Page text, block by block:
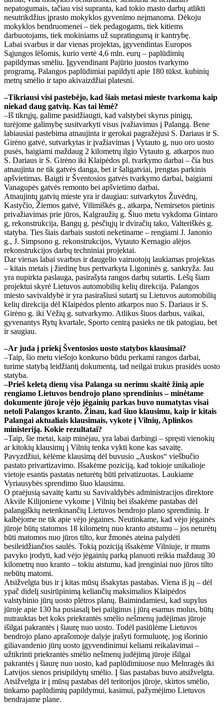
nepatogumais, tačiau visi supranta, kad tokio masto darbų atlikti
nesutrikdžius įprasto mokyklos gyvenimo neįmanoma. Dėkoju
mokyklos bendruomenei – tiek pedagogams, tiek kitiems
darbuotojams, tiek mokiniams už supratingumą ir kantrybę.
Labai svarbus ir dar vienas projektas, įgyvendintas Europos
Sąjungos lėšomis, kurio vertė 4,6 mln. eurų – paplūdimių
papildymas smėliu. Įgyvendinant Pajūrio juostos tvarkymo
programą, Palangos paplūdimiai papildyti apie 180 tūkst. kubinių
metrų smėlio ir tapo akivaizdžiai platesni.
–Tikriausi visi pastebėjo, kad šiais metasi mieste tvarkoma kaip
niekad daug gatvių. Kas tai lėmė?
–Iš tikrųjų, galime pasidžiaugti, kad valstybei skyrus pinigų,
turėjome galimybę susitvarkyti visus įvažiavimus į Palangą. Bene
labiausiai pastebima atnaujinta ir gerokai pagražėjusi S. Dariaus ir S.
Girėno gatvė, sutvarkytas ir įvažiavimas į Vytauto g, nuo oro uosto
pusės, baigiami maždaug 2 kilometrų ilgio Vytauto g. atkarpos nuo
S. Dariaus ir S. Girėno iki Klaipėdos pl. tvarkymo darbai – čia bus
atnaujinta ne tik gatvės danga, bet ir šaligatviai, įrengtas parkinis
apšvietimas. Baigti ir Šventosios gatvės tvarkymo darbai, baigiami
Vanagupės gatvės remonto bei apšvietimo darbai.
Atnaujintų gatvių mieste yra ir daugiau: sutvarkytos Žuvėdrų,
Kastyčio, Žiemos gatvė, Vilimiškės g., atkarpa, Nemirsetos pietinis
privažiavimas prie jūros, Kalgraužių g. Šiuo metu vykdoma Gintaro
g, rekonstrukcija, Bangų g. pėsčiųjų ir dviračių tako, Valteriškės g.
statyba. Ties šiais darbais sustoti neketiname – rengiami J. Janonio
g., J. Simpsono g. rekonstrukcijos, Vytauto Kernagio alėjos
rekonstrukcijos darbų techniniai projektai.
Dar vienas labai svarbus ir daugelio vairuotojų laukiamas projektas
– kitais metais į žiedinę bus pertvarkyta Ligoninės g. sankryža. Jau
yra nupirkta paslauga, pasirašyta rangos darbų sutartis. Lėšų šiam
projektui skyrė Lietuvos automobilių kelių direkcija. Palangos
miesto savivaldybė ir yra pasirašiusi sutartį su Lietuvos automobilių
kelių direkcija dėl Klaipėdos plento atkarpos nuo S. Dariaus ir S.
Girėno g. iki Vėžių g. sutvarkymo. Atlikus šiuos darbus, vaikai,
gyvenantys Rytų kvartale, Sporto centrą pasieks ne tik patogiau, bet
ir saugiau.
–Ar juda į priekį Šventosios uosto statybos klausimai?
–Taip, šio metu viešojo konkurso būdu perkami rangos darbai,
turime statybą leidžiantį dokumentą, tad neilgai trukus prasidės uosto
statyba.
–Prieš keletą dienų visa Palanga su nerimu skaitė žinią apie
rengiamo Lietuvos bendrojo plano sprendinius – minėtame
dokumente jūroje vėjo jėgainių parkas buvo numatytas visai
netoli Palangos kranto. Žinau, kad šiuo klausimu, kaip ir kitais
Palangai aktualiais klausimais, vykote į Vilnių, Aplinkos
ministeriją. Kokie rezultatai?
–Taip, šie metai, kaip minėjau, yra labai darbingi – spręsti vienokių
ar kitokių klausimų į Vilnių tenka vykti kone kas savaitę.
Pavyzdžiui, kėlėme klausimą dėl buvusio „Auskos“ viešbučio
pastato privartizavimo. Išsakėme poziciją, kad tokioje unikalioje
vietoje esantis pastatas neturėtų būti privatizuotas. Laukiame
Vyriausybės sprendimo šiuo klausimu.
O praėjusią savaitę kartu su Savivaldybės administracijos direktore
Akvile Kilijoniene vykome į Vilnių bei išsakėme pastabas dėl
palangiškių netenkinančių Lietuvos bendrojo plano sprendinių. Ir
kalbėjome ne tik apie vėjo jėgaines. Neutinkame, kad vėjo jėgainės
jūroje būtų statomos 18 kilometrų nuo kranto atstumu – jos neturėtų
būti matomos nuo jūros tilto, kur žmonės ateina palydėti
besileidžiančios saulės. Tokią poziciją išsakėme Vilniuje, ir mums
pavyko įrodyti, kad vėjo jėgainių parką planuoti reikia maždaug 30
kilometrų nuo kranto – tokiu atstumu, kad įrenginiai nuo jūros tilto
nebūtų matomi.
Atsižvelgta bus ir į kitas mūsų išsakytas pastabas. Viena iš jų – dėl
ypač didelį susirūpinimą keliančių maksimalios Klaipėdos
valstybinio jūrų uosto plėtros planų. Baimindamiesi, kad supylus
jūroje apie 130 ha pusiasalį bei pailginus į jūrą esamus molus, būtų
nutrauktas bet koks priekrantės smėlio nešmenų judėjimas jūroje
išilgai pakrantės į šiaurę nuo uosto. Todėl pasiūlėme Lietuvos
bendrojo plano aprašomoje dalyje įrašyti formuluotę, jog išorinio
giliavandenio jūrų uosto įgyvendinimui keliami reikalavimai –
užtikrinti priekrantės smėlio nešmenų judėjimą jūroje išilgai
pakrantės į šiaurę nuo uosto, kad paplūdimiuose nuo Melnragės iki
Latvijos sienos prisipildytų smėlio. Į šias pastabas buvo atsižvelgta.
Atsižvelgta ir į mūsų pastabas dėl teritorijos jūroje, skirtos smėlio,
tinkamo paplūdimių papildymui, kasimui, pažymėjimo Lietuvos
bendrajame plane.